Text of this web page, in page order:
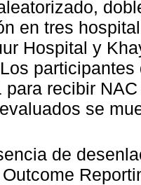
en tres
Hospital y
para recibir
se
de